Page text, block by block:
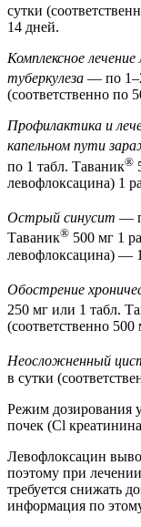
сутки
14 дней.
Комплексное
туберкулеза — по
(соответственно по
Профилактика и
капельном пути
по 1 табл. Таваник®
левофлоксацина) 1
Острый синусит —
Таваник® 500 мг 1
левофлоксацина) —
Обострение
250 мг или 1 табл.
(соответственно
Неосложненный
в сутки
Режим дозирования
почек (Cl
Левофлоксацин
поэтому при
требуется снижать
информация по